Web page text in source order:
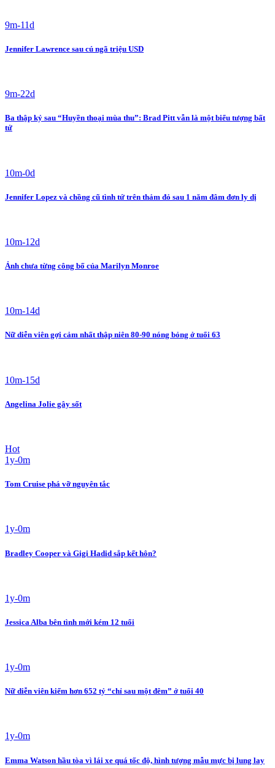
9m-11d
Jennifer Lawrence sau cú ngã triệu USD
9m-22d
Ba thập kỷ sau “Huyền thoại mùa thu”: Brad Pitt vẫn là một biểu tượng bất
tử
10m-0d
Jennifer Lopez và chồng cũ tình tứ trên thảm đỏ sau 1 năm đâm đơn ly dị
10m-12d
Ảnh chưa từng công bố của Marilyn Monroe
10m-14d
Nữ diễn viên gợi cảm nhất thập niên 80-90 nóng bỏng ở tuổi 63
10m-15d
Angelina Jolie gây sốt
Hot
1y-0m
Tom Cruise phá vỡ nguyên tắc
1y-0m
Bradley Cooper và Gigi Hadid sắp kết hôn?
1y-0m
Jessica Alba bên tình mới kém 12 tuổi
1y-0m
Nữ diễn viên kiếm hơn 652 tỷ “chỉ sau một đêm” ở tuổi 40
1y-0m
Emma Watson hầu tòa vì lái xe quá tốc độ, hình tượng mẫu mực bị lung lay